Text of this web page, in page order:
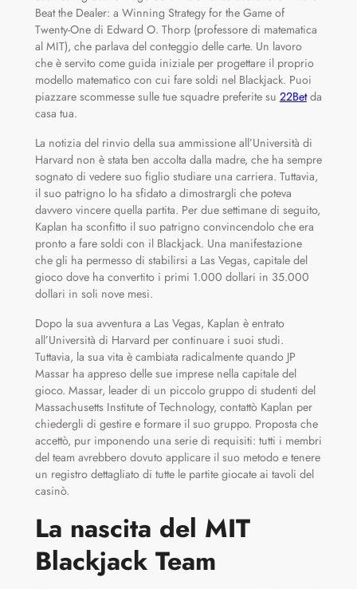
Beat the Dealer: a Winning Strategy for the Game of
Twenty-One di Edward O. Thorp (professore di matematica
al MIT), che parlava del conteggio delle carte. Un lavoro
che è servito come guida iniziale per progettare il proprio
modello matematico con cui fare soldi nel Blackjack. Puoi
piazzare scommesse sulle tue squadre preferite su 22Betda
casa tua.
La notizia del rinvio della sua ammissione all’Università di
Harvard non è stata ben accolta dalla madre, che ha sempre
sognato di vedere suo figlio studiare una carriera. Tuttavia,
il suo patrigno lo ha sfidato a dimostrargli che poteva
davvero vincere quella partita. Per due settimane di seguito,
Kaplan ha sconfitto il suo patrigno convincendolo che era
pronto a fare soldi con il Blackjack. Una manifestazione
che gli ha permesso di stabilirsi a Las Vegas, capitale del
gioco dove ha convertito i primi 1.000 dollari in 35.000
dollari in soli nove mesi.
Dopo la sua avventura a Las Vegas, Kaplan è entrato
all’Università di Harvard per continuare i suoi studi.
Tuttavia, la sua vita è cambiata radicalmente quando JP
Massar ha appreso delle sue imprese nella capitale del
gioco. Massar, leader di un piccolo gruppo di studenti del
Massachusetts Institute of Technology, contattò Kaplan per
chiedergli di gestire e formare il suo gruppo. Proposta che
accettò, pur imponendo una serie di requisiti: tutti i membri
del team avrebbero dovuto applicare il suo metodo e tenere
un registro dettagliato di tutte le partite giocate ai tavoli del
casinò.
La nascita del MIT
Blackjack Team